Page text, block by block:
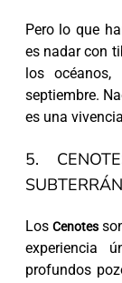
Pero lo que
es nadar con
los
septiembre.
es una
5.
Los Cenotes
experiencia
profundos